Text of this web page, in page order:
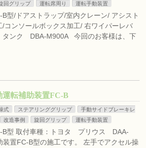
回グリップ 運転席周り 運転手動装置
型/ドアストラップ/室内クレーン/ アシスト
コンソールボックス加工/ 右ワイパーレバ
ンク DBA-M900A 今回のお客様は、下
運転補助装置FC-B
式 ステアリンググリップ
手動サイドブレーキレ
改造事例 旋回グリップ 運転手動装置
B型 取付車種：トヨタ プリウス DAA-
置FC-B型の施工です。 左手でアクセル操